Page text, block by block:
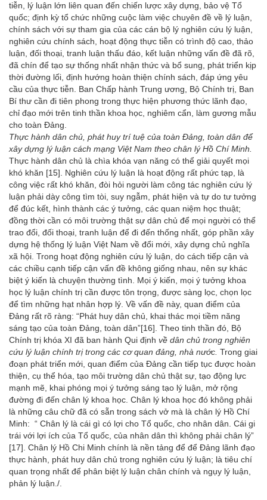
tiễn, lý luận lớn liên quan đến chiến lược xây dựng, bảo vệ Tổ
quốc; định kỳ tổ chức những cuộc làm việc chuyên đề về lý luận,
chính sách với sự tham gia của các cán bộ lý nghiên cứu lý luận,
nghiên cứu chính sách, hoạt động thực tiễn có trình độ cao, thảo
luận, đối thoại, tranh luận thấu đáo, kết luận những vấn đề đã rõ,
đã chín để tạo sự thống nhất nhận thức và bổ sung, phát triển kịp
thời đường lối, định hướng hoàn thiện chính sách, đáp ứng yêu
cầu của thực tiễn. Ban Chấp hành Trung ương, Bộ Chính trị, Ban
Bí thư cần đi tiên phong trong thực hiện phương thức lãnh đạo,
chỉ đạo mới trên tinh thần khoa học, nghiêm cẩn, làm gương mẫu
cho toàn Đảng.
Thực hành dân chủ, phát huy trí tuệ của toàn Đảng, toàn dân để
xây dựng lý luận cách mạng Việt Nam theo chân lý Hồ Chí Minh.
Thực hành dân chủ là chìa khóa vạn năng có thể giải quyết mọi
khó khăn [15]. Nghiên cứu lý luận là hoạt động rất phức tạp, là
công việc rất khó khăn, đòi hỏi người làm công tác nghiên cứu lý
luận phải dày công tìm tòi, suy ngẫm, phát hiện và tự do tư tưởng
để đúc kết, hình thành các ý tưởng, các quan niệm học thuật;
đồng thời cần có môi trường thật sự dân chủ để mọi người có thể
trao đổi, đối thoại, tranh luận để đi đến thống nhất, góp phần xây
dựng hệ thống lý luận Việt Nam về đổi mới, xây dựng chủ nghĩa
xã hội. Trong hoạt động nghiên cứu lý luận, do cách tiếp cận và
các chiều cạnh tiếp cận vấn đề không giống nhau, nên sự khác
biệt ý kiến là chuyện thường tình. Mọi ý kiến, mọi ý tưởng khoa
học lý luận chính trị cần được tôn trọng, được sàng lọc, chọn lọc
để tìm những hạt nhân hợp lý. Về vấn đề này, quan điểm của
Đảng rất rõ ràng: “Phát huy dân chủ, khai thác mọi tiềm năng
sáng tạo của toàn Đảng, toàn dân”[16]. Theo tinh thần đó, Bộ
Chính trị khóa XI đã ban hành Qui định về dân chủ trong nghiên
cứu lý luận chính trị trong các cơ quan đảng, nhà nước. Trong giai
đoạn phát triển mới, quan điểm của Đảng cần tiếp tục được hoàn
thiện, cụ thể hóa, tạo môi trường dân chủ thật sự, tạo động lực
mạnh mẽ, khai phóng mọi ý tưởng sáng tạo lý luận, mở rộng
đường đi đến chân lý khoa học. Chân lý khoa học đó không phải
là những câu chữ đã có sẵn trong sách vở mà là chân lý Hồ Chí
Minh: “ Chân lý là cái gì có lợi cho Tổ quốc, cho nhân dân. Cái gi
trái với lợi ích của Tổ quốc, của nhân dân thì không phải chân lý”
[17]. Chân lý Hồ Chi Minh chính là nền tảng để để Đảng lãnh đạo
thực hành, phát huy dân chủ trong nghiên cứu lý luận; là tiêu chí
quan trọng nhất để phân biệt lý luận chân chính và ngụy lý luận,
phản lý luận./.